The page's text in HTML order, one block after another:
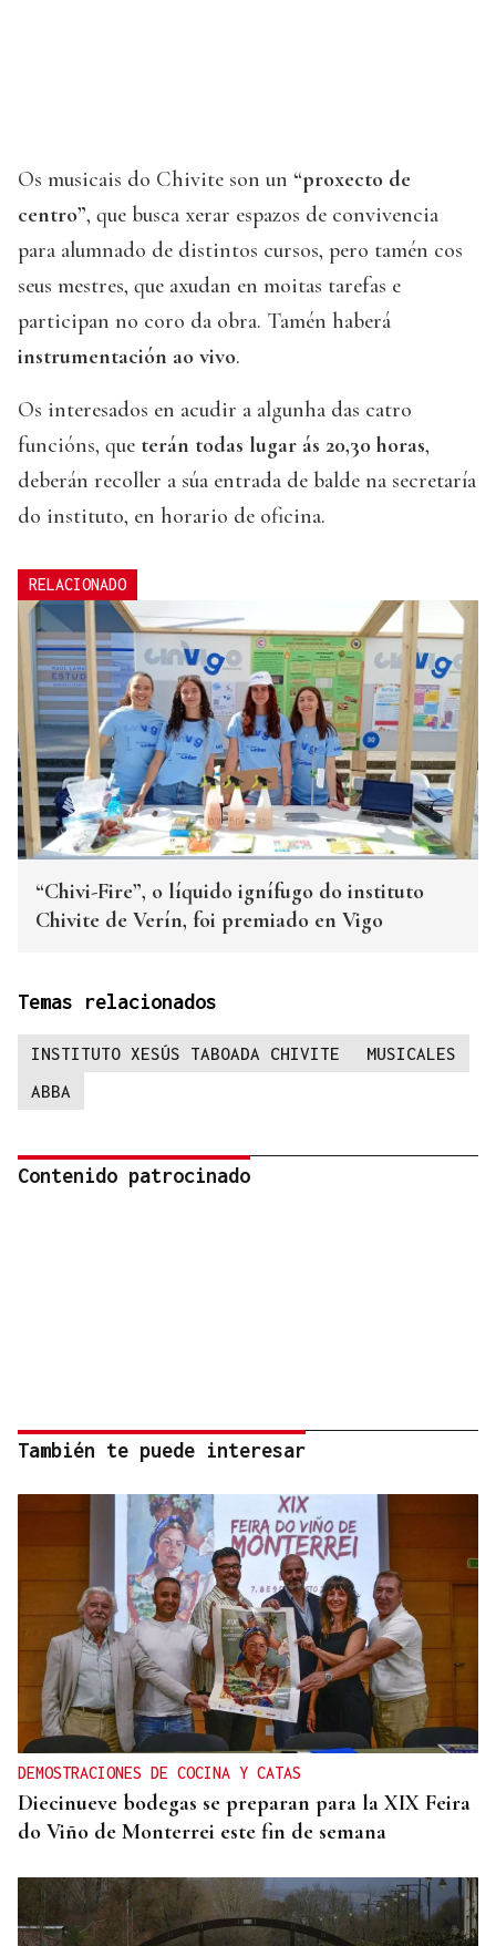
Os musicais do Chivite son un “proxecto de
centro”, que busca xerar espazos de convivencia
para alumnado de distintos cursos, pero tamén cos
seus mestres, que axudan en moitas tarefas e
participan no coro da obra. Tamén haberá
instrumentación ao vivo.
Os interesados en acudir a algunha das catro
funcións, que terán todas lugar ás 20,30 horas,
deberán recoller a súa entrada de balde na secretaría
do instituto, en horario de oficina.
RELACIONADO
“Chivi-Fire”, o líquido ignífugo do instituto
Chivite de Verín, foi premiado en Vigo
Temas relacionados
INSTITUTO XESÚS TABOADA CHIVITE
MUSICALES
ABBA
Contenido patrocinado
También te puede interesar
DEMOSTRACIONES DE COCINA Y CATAS
Diecinueve bodegas se preparan para la XIX Feira
do Viño de Monterrei este fin de semana